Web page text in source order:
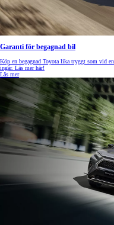
Garanti för begagnad bil
Köp en begagnad Toyota lika tryggt som vid
ingår. Läs mer här!
Läs mer